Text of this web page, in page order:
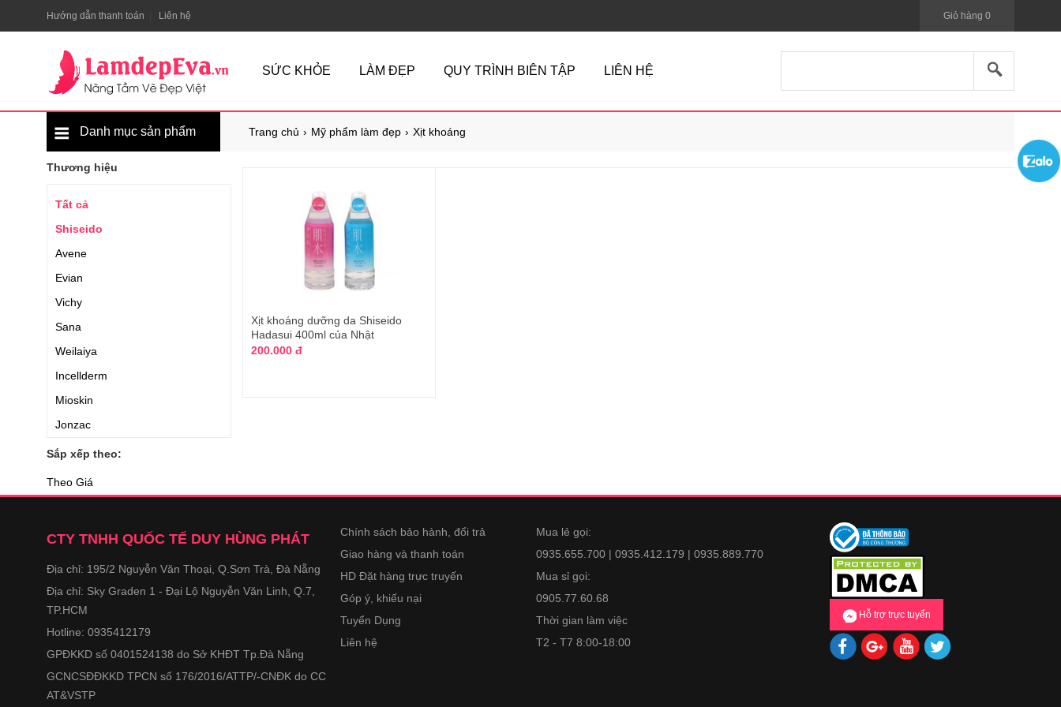
Hướng dẫn thanh toán Liên hệ Giỏ hàng 0
SỨC KHỎE LÀM ĐẸP QUY TRÌNH BIÊN TẬP LIÊN HỆ
Trang chủ Mỹ phẩm làm đẹp Xịt khoáng
Danh mục sản phẩm
Thương hiệu
Tất cả
Shiseido
Avene
Evian
Vichy
Sana
Weilaiya
Incellderm
Mioskin
Jonzac
Hatomugi
Sắp xếp theo:
Theo Giá
Xịt khoáng dưỡng da Shiseido
Hadasui 400ml của Nhật
200.000 đ
CTY TNHH QUỐC TẾ DUY HÙNG PHÁT
Địa chỉ: 195/2 Nguyễn Văn Thoại, Q.Sơn Trà, Đà Nẵng
Địa chỉ: Sky Graden 1 - Đại Lộ Nguyễn Văn Linh, Q.7,
TP.HCM
Hotline: 0935412179
GPĐKKD số 0401524138 do Sở KHĐT Tp.Đà Nẵng
GCNCSĐĐKKD TPCN số 176/2016/ATTP/-CNĐK do CC
AT&VSTP
Chính sách bảo hành, đổi trả
Giao hàng và thanh toán
HD Đặt hàng trực truyến
Góp ý, khiếu nại
Tuyển Dụng
Liên hệ
Mua lẻ gọi:
0935.655.700 | 0935.412.179 | 0935.889.770
Mua sỉ gọi:
0905.77.60.68
Thời gian làm việc
T2 - T7 8:00-18:00
Hỗ trợ trực tuyến